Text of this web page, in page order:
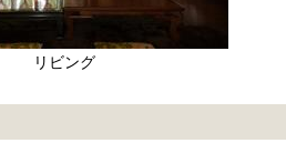
リビング